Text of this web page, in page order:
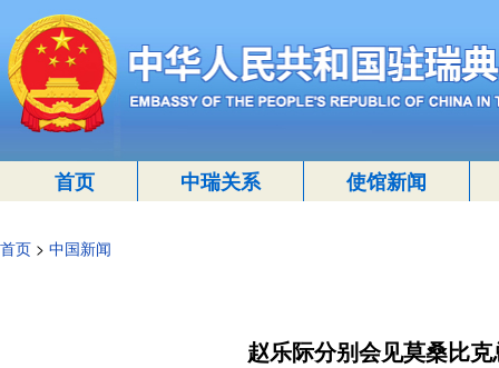
首页 中瑞关系 使馆新闻
首页 > 中国新闻
赵乐际分别会见莫桑比